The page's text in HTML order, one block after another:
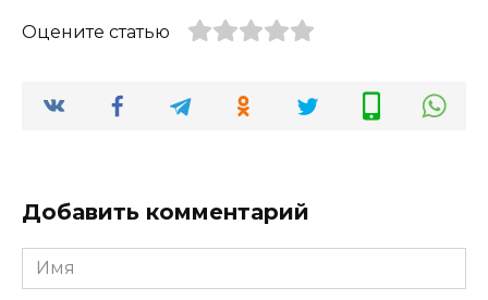
Оцените статью
Добавить комментарий
Имя
*